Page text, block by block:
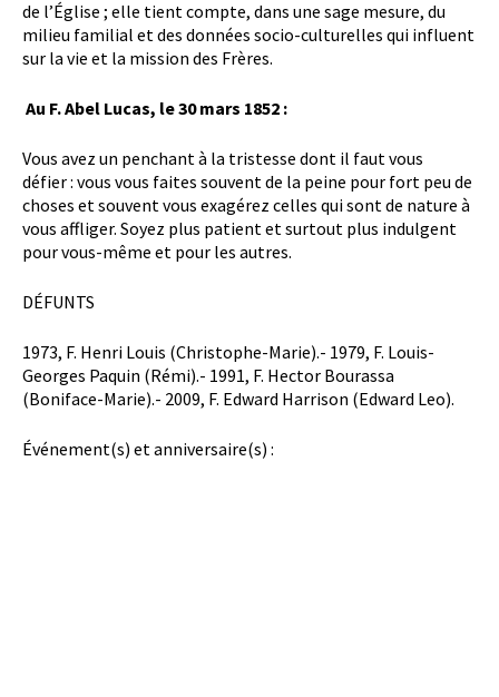
de l’Église ; elle tient compte, dans une sage mesure, du
milieu familial et des données socio-culturelles qui influent
sur la vie et la mission des Frères.
Au F. Abel Lucas, le 30 mars 1852 :
Vous avez un penchant à la tristesse dont il faut vous
défier : vous vous faites souvent de la peine pour fort peu de
choses et souvent vous exagérez celles qui sont de nature à
vous affliger. Soyez plus patient et surtout plus indulgent
pour vous-même et pour les autres.
DÉFUNTS
1973, F. Henri Louis (Christophe-Marie).- 1979, F. Louis-
Georges Paquin (Rémi).- 1991, F. Hector Bourassa
(Boniface-Marie).- 2009, F. Edward Harrison (Edward Leo).
Événement(s) et anniversaire(s) :